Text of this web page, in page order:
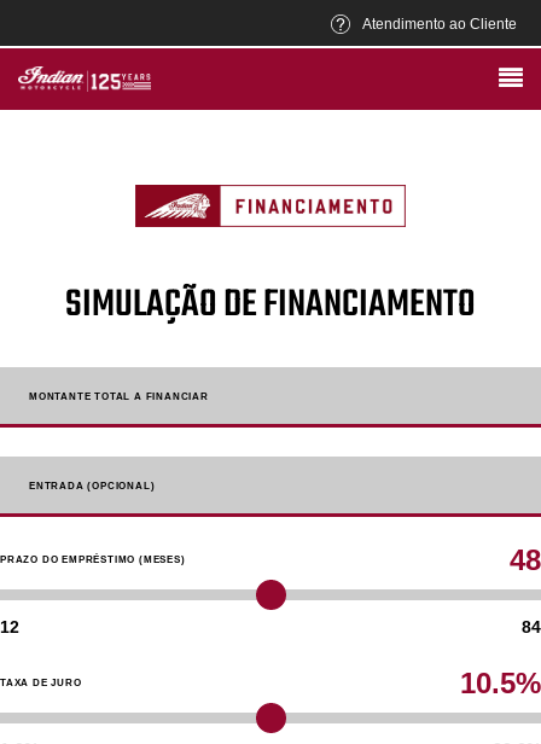
Atendimento ao Cliente
SIMULAÇÃO DE FINANCIAMENTO
MONTANTE TOTAL A FINANCIAR
ENTRADA (OPCIONAL)
PRAZO DO EMPRÉSTIMO (MESES) 48
12 84
TAXA DE JURO 10.5%